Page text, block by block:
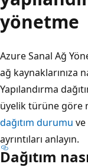
yönetme
Azure Sanal Ağ
ağ kaynaklarınıza
Yapılandırma
üyelik türüne göre
dağıtım durumu ve
ayrıntıları anlayın.
Dağıtım